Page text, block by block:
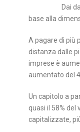
Dai
base alla
A pagare di più
distanza dalle
imprese è
aumentato del
Un capitolo a
quasi il 58%
capitalizzate,